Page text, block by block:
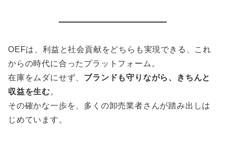
OEFは、利益と社会貢献をどちらも実現できる、これ
からの時代に合ったプラットフォーム。
在庫をムダにせず、 ブランドも守りながら、きちんと
収益を生む。
その確かな一歩を、多くの卸売業者さんが踏み出しは
じめています。